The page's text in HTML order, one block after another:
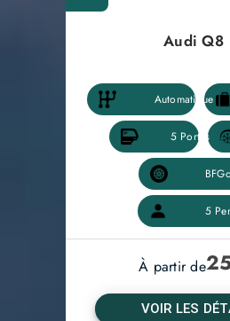
Audi Q8
À partir de
VOIR LES